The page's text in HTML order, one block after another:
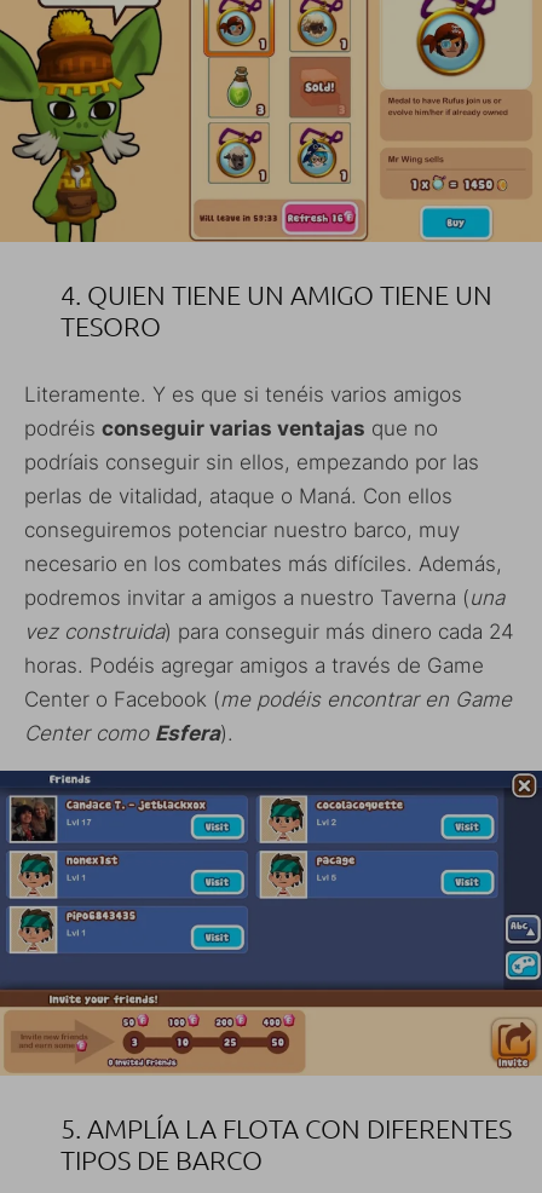
4. QUIEN TIENE UN AMIGO TIENE UN
TESORO
Literamente. Y es que si tenéis varios amigos
podréis conseguir varias ventajas que no
podríais conseguir sin ellos, empezando por las
perlas de vitalidad, ataque o Maná. Con ellos
conseguiremos potenciar nuestro barco, muy
necesario en los combates más difíciles. Además,
podremos invitar a amigos a nuestro Taverna (una
vez construida) para conseguir más dinero cada 24
horas. Podéis agregar amigos a través de Game
Center o Facebook (me podéis encontrar en Game
Center como Esfera).
5. AMPLÍA LA FLOTA CON DIFERENTES
TIPOS DE BARCO